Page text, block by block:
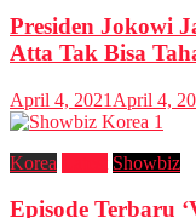
Presiden Jokowi
Atta Tak Bisa
April 4, 2021 April 4,
Korea Showbiz
Episode Terbaru